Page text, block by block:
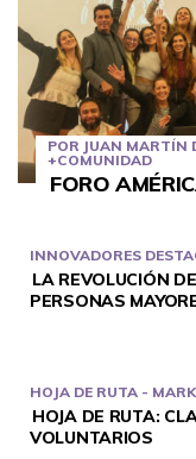
POR JUAN MARTÍN
+COMUNIDAD
FORO
INNOVADORES
LA REVOLUCIÓN
PERSONAS
HOJA DE RUTA -
HOJA DE RUTA:
VOLUNTARIOS